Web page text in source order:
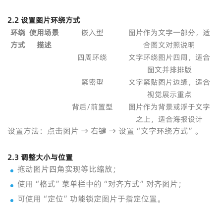
2.2 设置图片环绕方式
环绕
方式
使用场景
描述
嵌入型
图片作为文字一部分，适
合图文对照说明
四周环绕
文字环绕图片四周，适合
图文并排排版
紧密型
文字紧贴图片边缘，适合
视觉展示重点
背后/前置型
图片作为背景或浮于文字
之上，适合海报设计
设置方法：点击图片 → 右键 → 设置“文字环绕方式”。
2.3 调整大小与位置
拖动图片四角实现等比缩放；
使用“格式”菜单栏中的“对齐方式”对齐图片；
可使用“定位”功能锁定图片于指定位置。